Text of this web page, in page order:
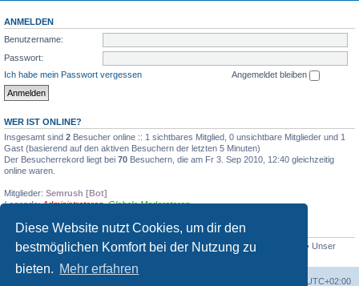
Diese Website nutzt Cookies, um dir den
bestmöglichen Komfort bei der Nutzung zu
bieten. Mehr erfahren
ANMELDEN
Benutzername:
Passwort:
Ich habe mein Passwort vergessen
Angemeldet bleiben
WER IST ONLINE?
Insgesamt sind 2 Besucher online :: 1 sichtbares Mitglied, 0 unsichtbare Mitglieder und 1
Gast (basierend auf den aktiven Besuchern der letzten 5 Minuten)
Der Besucherrekord liegt bei 70 Besuchern, die am Fr 3. Sep 2010, 12:40 gleichzeitig
online waren.
Mitglieder: Semrush [Bot]
Legende:Administratoren,Globale Moderatoren
STATISTIK
Beiträge insgesamt2375 • Themen insgesamt360 • Mitglieder insgesamt
• Unser
neuestes Mitglied:
UTC+02:00